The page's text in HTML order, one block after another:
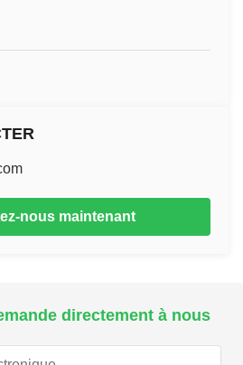
nous maintenant
directement à nous